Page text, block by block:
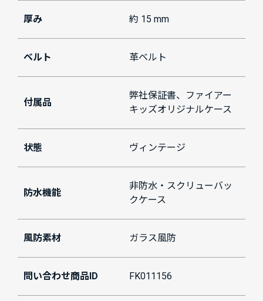
厚み 約 15 mm
ベルト 革ベルト
付属品
弊社保証書、ファイアー
キッズオリジナルケース
状態 ヴィンテージ
防水機能
非防水・スクリューバッ
クケース
風防素材 ガラス風防
問い合わせ商品ID FK011156